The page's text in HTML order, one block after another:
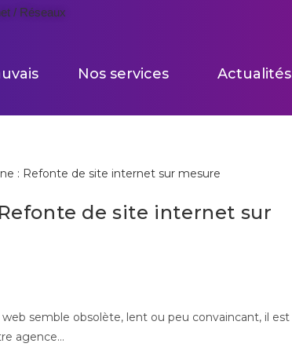
/ Réseaux
Nos services Actualités
de site internet sur
semble obsolète, lent ou peu convaincant, il est
agence…